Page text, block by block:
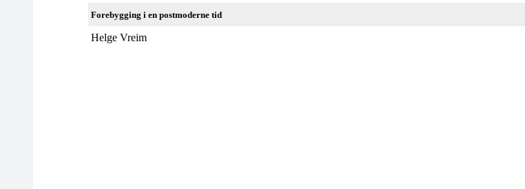
Forebygging i en postmoderne tid
Helge Vreim